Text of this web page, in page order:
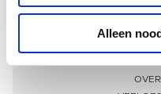
Alleen
Meer